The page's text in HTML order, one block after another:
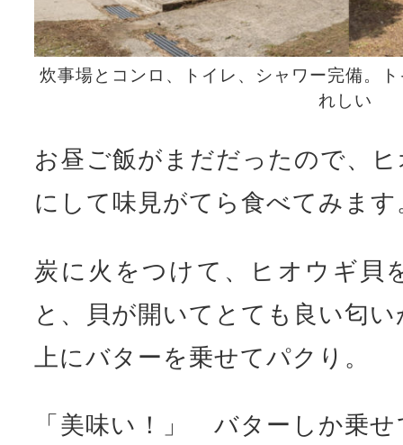
炊事場とコンロ、トイレ、シャワー完備。
れしい
お昼ご飯がまだだったので、
にして味見がてら食べてみます
炭に火をつけて、ヒオウギ貝
と、貝が開いてとても良い匂
上にバターを乗せてパクり。
「美味い！」 バターしか乗